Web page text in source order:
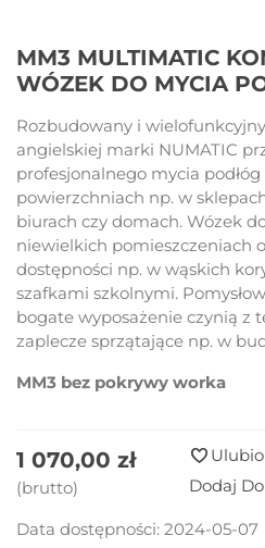
MM3 MULTIMATIC
WÓZEK DO MYCIA
Rozbudowany i
angielskiej marki NUMATIC
profesjonalnego mycia podłóg
powierzchniach np. w
biurach czy domach. Wózek
niewielkich pomieszczeniach
dostępności np. w wąskich
szafkami szkolnymi.
bogate wyposażenie czynią z
zaplecze sprzątające np. w
MM3 bez pokrywy worka
1 070,00 zł
(brutto)
Dodaj
Data dostępności: 2024-05-07